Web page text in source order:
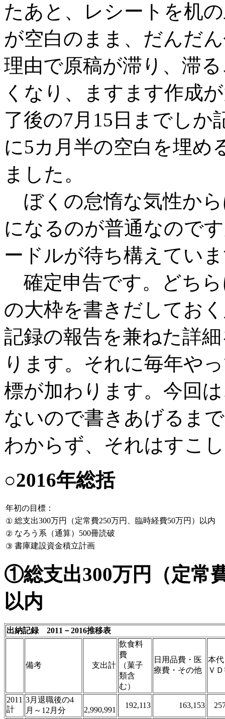
たあと、レシートを机
が空白のまま、だんだ
理由で原稿が滞り、滞
くなり、ますます作成
了後の7月15日までしか
に5カ月半の空白を埋め
ました。
ぼくの怠惰な気性か
になるのが普通なので
ードルが待ち構えてい
確定申告です。どち
の大枠を書きだしてお
記録の報告を兼ねた詳
ります。それに毎年や
標が加わります。今回
ないので書きあげるま
わからず、それはすこ
○2016年総括
年初の目標：
① 総支出300万円（定常費250万円、臨時経費50万円）以内
② なろう系（通算）500冊読破
③ 書庫建設資金積立計画
①総支出300万円（定常
以内
出納記録 2011－2016推移表
備考 支出計
飲食料
費
（菓子
類含
む）
日用品費・医
療費・その他
本
Ｖ
2011
計
3月退職後の4
月～12月分
2,990,991
192,113 163,153